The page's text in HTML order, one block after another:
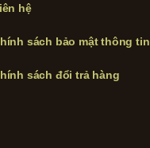
hệ
sách bảo mật thông tin
sách đổi trả hàng